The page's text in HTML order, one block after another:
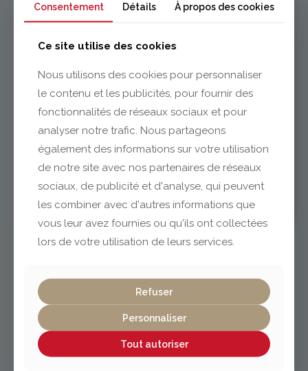
DÉCOUPE ET USINAGE DES
PANNEAUX
Consentement Détails À propos des cookies
Ce site utilise des cookies
Nous utilisons des cookies pour personnaliser
le contenu et les publicités, pour fournir des
fonctionnalités de réseaux sociaux et pour
analyser notre trafic. Nous partageons
également des informations sur votre utilisation
de notre site avec nos partenaires de réseaux
sociaux, de publicité et d'analyse, qui peuvent
les combiner avec d'autres informations que
vous leur avez fournies ou qu'ils ont collectées
lors de votre utilisation de leurs services.
Refuser
Personnaliser
Tout autoriser